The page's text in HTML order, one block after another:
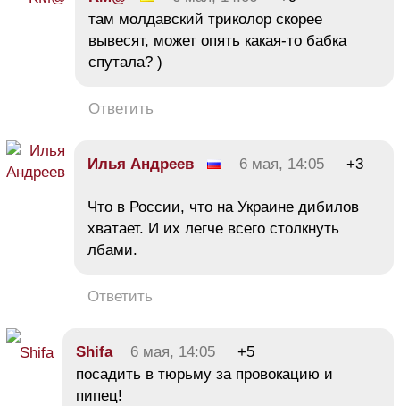
там молдавский триколор скорее
вывесят, может опять какая-то бабка
спутала? )
Ответить
Илья Андреев 6 мая, 14:05 +3
Что в России, что на Украине дибилов
хватает. И их легче всего столкнуть
лбами.
Ответить
Shifa 6 мая, 14:05
+5
посадить в тюрьму за провокацию и
пипец!